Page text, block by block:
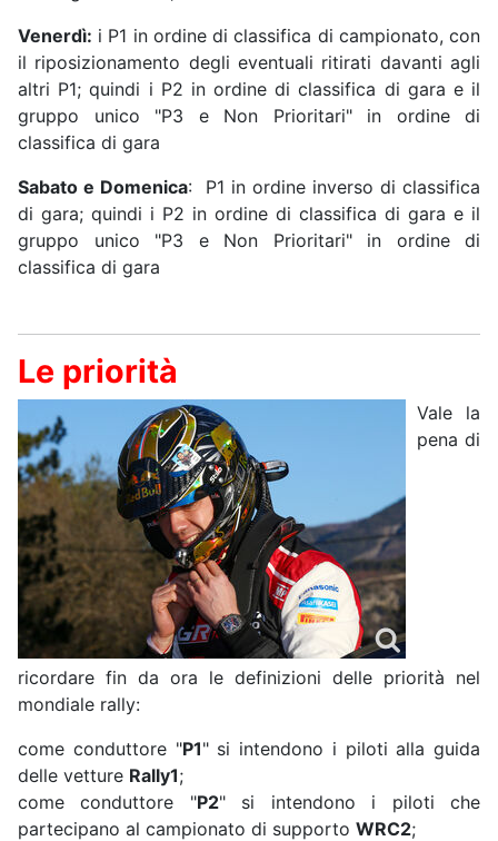
Venerdì: i P1 in ordine di classifica di campionato, con
il riposizionamento degli eventuali ritirati davanti agli
altri P1; quindi i P2 in ordine di classifica di gara e il
gruppo unico "P3 e Non Prioritari" in ordine di
classifica di gara
Sabato e Domenica: P1 in ordine inverso di classifica
di gara; quindi i P2 in ordine di classifica di gara e il
gruppo unico "P3 e Non Prioritari" in ordine di
classifica di gara
Le priorità
Vale la
pena di
ricordare fin da ora le definizioni delle priorità nel
mondiale rally:
come conduttore "P1" si intendono i piloti alla guida
delle vetture Rally1;
come conduttore "P2" si intendono i piloti che
partecipano al campionato di supporto WRC2;